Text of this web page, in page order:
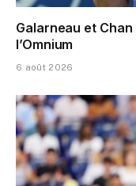
Galarneau et
l’Omnium
6 août 2026